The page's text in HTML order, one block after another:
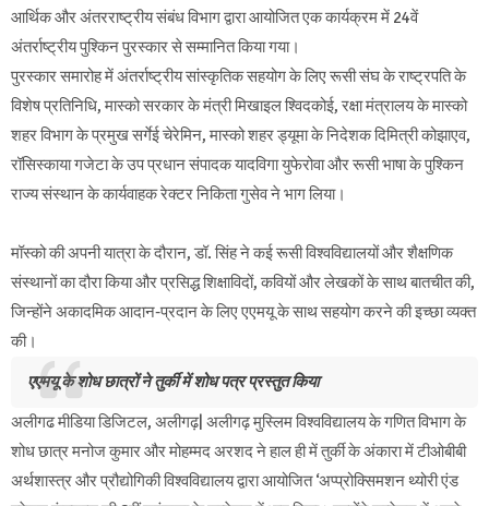
आर्थिक और अंतरराष्ट्रीय संबंध विभाग द्वारा आयोजित एक कार्यक्रम में 24वें
अंतर्राष्ट्रीय पुश्किन पुरस्कार से सम्मानित किया गया।
पुरस्कार समारोह में अंतर्राष्ट्रीय सांस्कृतिक सहयोग के लिए रूसी संघ के राष्ट्रपति के
विशेष प्रतिनिधि, मास्को सरकार के मंत्री मिखाइल श्विदकोई, रक्षा मंत्रालय के मास्को
शहर विभाग के प्रमुख सर्गेई चेरेमिन, मास्को शहर ड्यूमा के निदेशक दिमित्री कोझाएव,
रॉसिस्काया गजेटा के उप प्रधान संपादक यादविगा युफेरोवा और रूसी भाषा के पुश्किन
राज्य संस्थान के कार्यवाहक रेक्टर निकिता गुसेव ने भाग लिया।
मॉस्को की अपनी यात्रा के दौरान, डॉ. सिंह ने कई रूसी विश्वविद्यालयों और शैक्षणिक
संस्थानों का दौरा किया और प्रसिद्ध शिक्षाविदों, कवियों और लेखकों के साथ बातचीत की,
जिन्होंने अकादमिक आदान-प्रदान के लिए एएमयू के साथ सहयोग करने की इच्छा व्यक्त
की।
एएमयू के शोध छात्रों ने तुर्की में शोध पत्र प्रस्तुत किया
अलीगढ मीडिया डिजिटल, अलीगढ़| अलीगढ़ मुस्लिम विश्वविद्यालय के गणित विभाग के
शोध छात्र मनोज कुमार और मोहम्मद अरशद ने हाल ही में तुर्की के अंकारा में टीओबीबी
अर्थशास्त्र और प्रौद्योगिकी विश्वविद्यालय द्वारा आयोजित ‘अप्प्रोक्सिमशन थ्योरी एंड